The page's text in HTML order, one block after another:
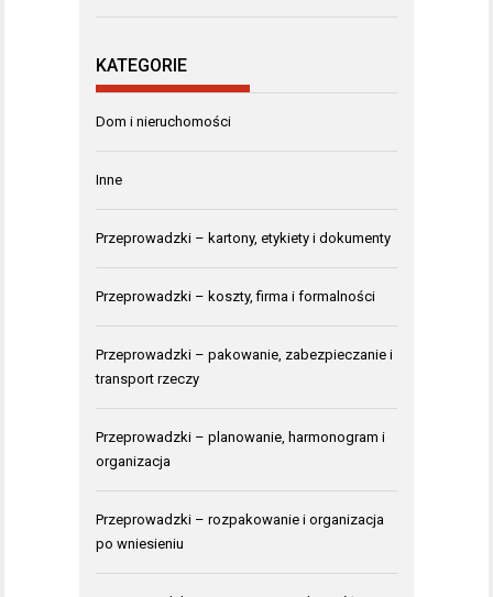
KATEGORIE
Dom i nieruchomości
Inne
Przeprowadzki – kartony, etykiety i dokumenty
Przeprowadzki – koszty, firma i formalności
Przeprowadzki – pakowanie, zabezpieczanie i
transport rzeczy
Przeprowadzki – planowanie, harmonogram i
organizacja
Przeprowadzki – rozpakowanie i organizacja
po wniesieniu